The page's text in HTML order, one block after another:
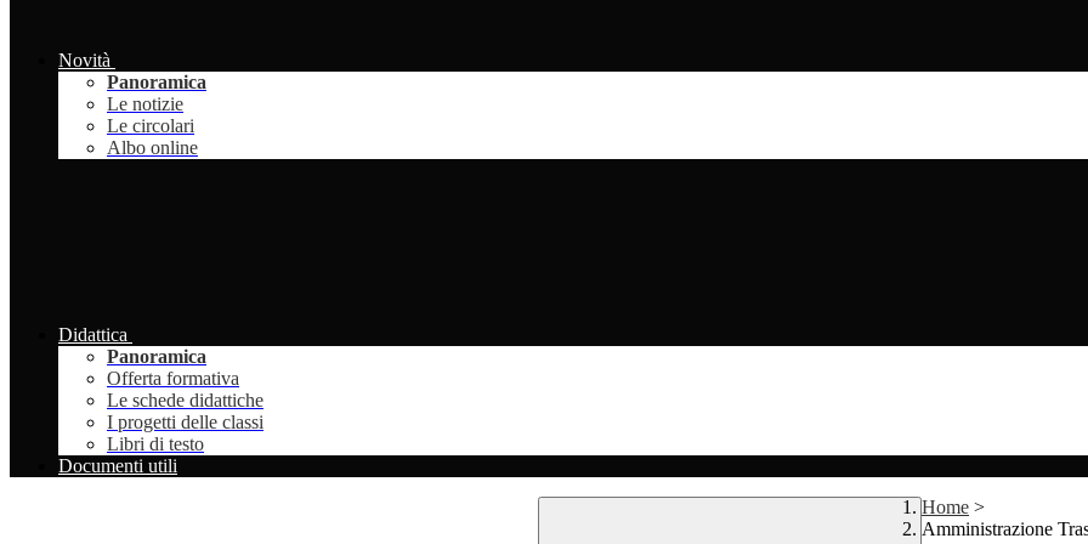
Novità
Panoramica
Le notizie
Le circolari
Albo online
Didattica
Panoramica
Offerta formativa
Le schede didattiche
I progetti delle classi
Libri di testo
Documenti utili
Home >
Amministrazione